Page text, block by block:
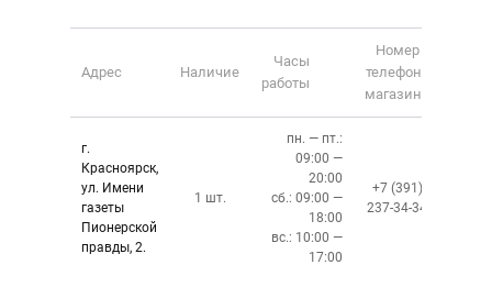
Адрес Наличие
Часы
работы
Номер
телефона
магазина
г.
Красноярск,
ул. Имени
газеты
Пионерской
правды, 2.
1 шт.
пн. — пт.:
09:00 —
20:00
сб.: 09:00 —
18:00
вс.: 10:00 —
17:00
+7 (391)
237-34-34